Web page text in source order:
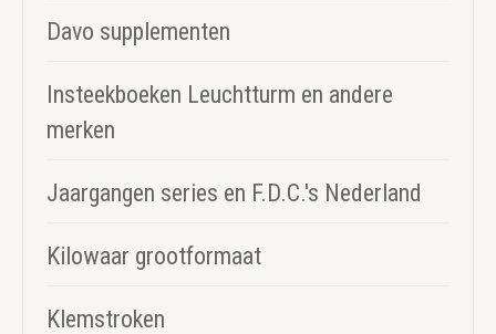
Davo supplementen
Insteekboeken Leuchtturm en andere
merken
Jaargangen series en F.D.C.'s Nederland
Kilowaar grootformaat
Klemstroken